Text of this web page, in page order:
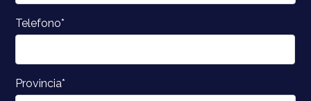
Telefono*
Provincia*